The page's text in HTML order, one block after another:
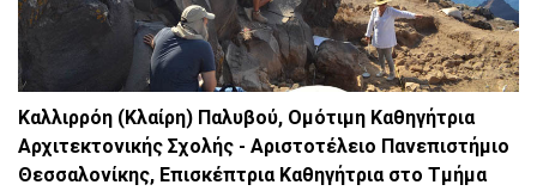
Καλλιρρόη (Κλαίρη) Παλυβού, Ομότιμη Καθηγήτρια
Αρχιτεκτονικής Σχολής - Αριστοτέλειο Πανεπιστήμιο
Θεσσαλονίκης, Επισκέπτρια Καθηγήτρια στο Τμήμα